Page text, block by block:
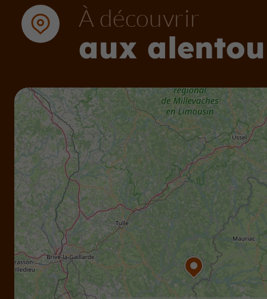
À découvrir
aux